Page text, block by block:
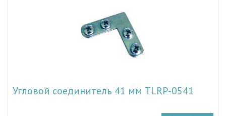
Угловой соединитель 41 мм TLRP-0541